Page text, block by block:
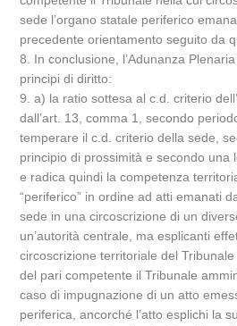
sede l’organo statale periferico
precedente orientamento seguito da
8. In conclusione, l’Adunanza
principi di diritto:
9. a) la ratio sottesa al c.d. criterio
dall’art. 13, comma 1, secondo
temperare il c.d. criterio della sede,
principio di prossimità e secondo una
e radica quindi la competenza
“periferico” in ordine ad atti emanati
sede in una circoscrizione di un
un’autorità centrale, ma esplicanti
circoscrizione territoriale del Tribunale
del pari competente il Tribunale
caso di impugnazione di un atto
periferica, ancorché l’atto esplichi la